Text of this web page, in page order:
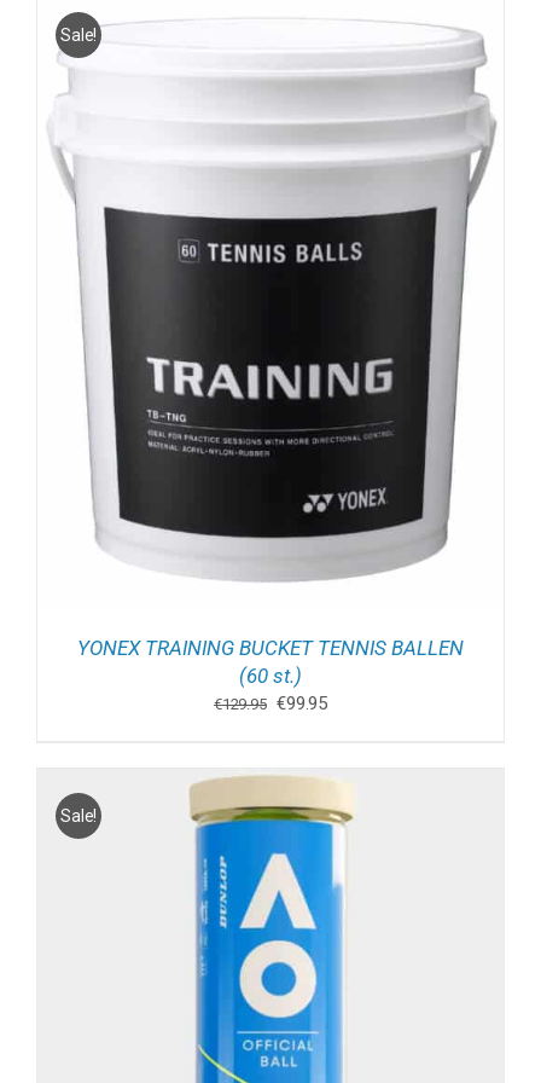
Sale!
YONEX TRAINING BUCKET TENNIS BALLEN
(60 st.)
€129.95 Oorspronkelijke
€129.95.
€99.95Huidige
€99.95.
Sale!